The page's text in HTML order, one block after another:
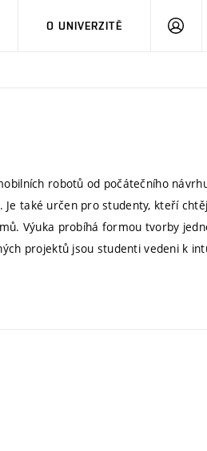
O UNIVERZITĚ
robotů od počátečního
také určen pro studenty, kteří
Výuka probíhá formou tvorby
projektů jsou studenti vedeni k